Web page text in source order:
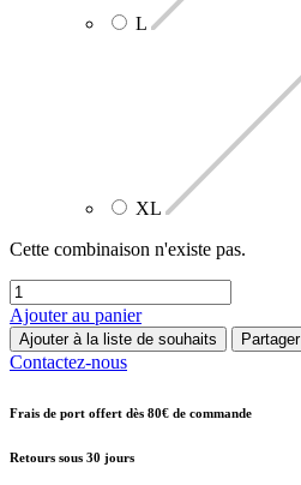
L
XL
Cette combinaison n'existe pas.
Ajouter au panier
Ajouter à la liste de souhaits Partager
Contactez-nous
Frais de port offert dès 80€ de commande
Retours sous 30 jours